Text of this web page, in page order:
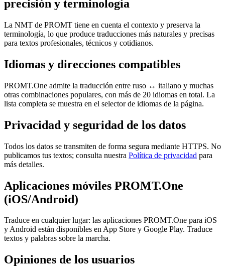
precisión y terminología
La NMT de PROMT tiene en cuenta el contexto y preserva la
terminología, lo que produce traducciones más naturales y precisas
para textos profesionales, técnicos y cotidianos.
Idiomas y direcciones compatibles
PROMT.One admite la traducción entre ruso ↔ italiano y muchas
otras combinaciones populares, con más de 20 idiomas en total. La
lista completa se muestra en el selector de idiomas de la página.
Privacidad y seguridad de los datos
Todos los datos se transmiten de forma segura mediante HTTPS. No
publicamos tus textos; consulta nuestra Política de privacidad para
más detalles.
Aplicaciones móviles PROMT.One
(iOS/Android)
Traduce en cualquier lugar: las aplicaciones PROMT.One para iOS
y Android están disponibles en App Store y Google Play. Traduce
textos y palabras sobre la marcha.
Opiniones de los usuarios